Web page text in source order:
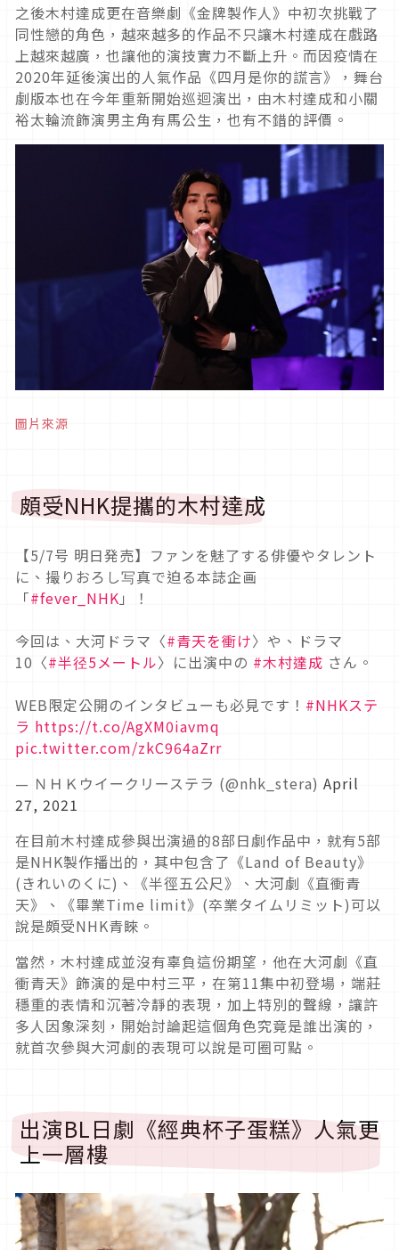
之後木村達成更在音樂劇《金牌製作人》中初次挑戰了
同性戀的角色，越來越多的作品不只讓木村達成在戲路
上越來越廣，也讓他的演技實力不斷上升。而因疫情在
2020年延後演出的人氣作品《四月是你的謊言》，舞台
劇版本也在今年重新開始巡迴演出，由木村達成和小關
裕太輪流飾演男主角有馬公生，也有不錯的評價。
圖片來源
頗受NHK提攜的木村達成
【5/7号 明日発売】ファンを魅了する俳優やタレント
に、撮りおろし写真で迫る本誌企画
「#fever_NHK」！
今回は、大河ドラマ〈#青天を衝け〉や、ドラマ
10〈#半径5メートル〉に出演中の #木村達成 さん。
WEB限定公開のインタビューも必見です！ #NHKステ
ラ https://t.co/AgXM0iavmq
pic.twitter.com/zkC964aZrr
— ＮＨＫウイークリーステラ (@nhk_stera) April
27, 2021
在目前木村達成參與出演過的8部日劇作品中，就有5部
是NHK製作播出的，其中包含了《Land of Beauty》
(きれいのくに)、《半徑五公尺》、大河劇《直衝青
天》、《畢業Time limit》(卒業タイムリミット)可以
說是頗受NHK青睞。
當然，木村達成並沒有辜負這份期望，他在大河劇《直
衝青天》飾演的是中村三平，在第11集中初登場，端莊
穩重的表情和沉著冷靜的表現，加上特別的聲線，讓許
多人因象深刻，開始討論起這個角色究竟是誰出演的，
就首次參與大河劇的表現可以說是可圈可點。
出演BL日劇《經典杯子蛋糕》人氣更
上一層樓